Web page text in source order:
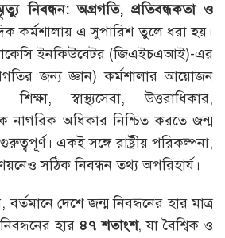
নিবন্ধন: অগ্রগতি, প্রতিবন্ধকতা ও
কর্মশালায় এ সুপারিশ তুলে ধরা হয়।
ইনকিউবেটর (জিএইচএআই)-এর
জন্য জ্ঞান) কর্মশালার আয়োজন
স্বাস্থ্যসেবা, উত্তরাধিকার,
নাগরিক অধিকার নিশ্চিত করতে জন্ম
একই সঙ্গে রাষ্ট্রীয় পরিকল্পনা,
সঠিক নিবন্ধন তথ্য অপরিহার্য।
দেশে জন্ম নিবন্ধনের হার মাত্র
হার ৪৭ শতাংশ, যা বৈশ্বিক ও